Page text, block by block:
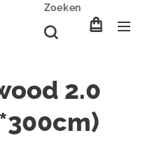
Zoeken
2.0